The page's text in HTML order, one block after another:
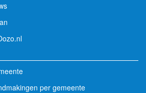
per gemeente